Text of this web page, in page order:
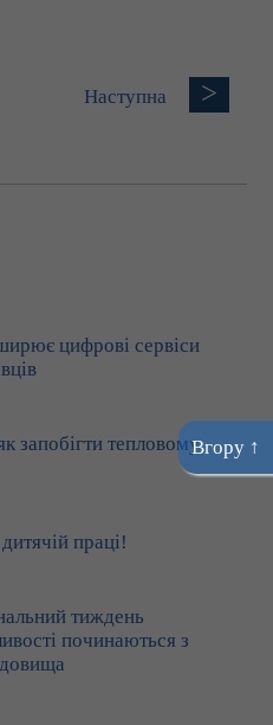
Наступна >
цифрові сервіси
запобігти тепловому
праці!
тиждень
починаються з
Вгору ↑